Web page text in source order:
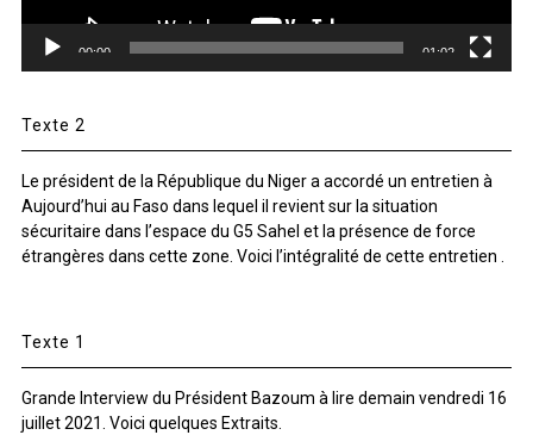
00:00 01:02
Texte 2
Le président de la République du Niger a accordé un entretien à
Aujourd’hui au Faso dans lequel il revient sur la situation
sécuritaire dans l’espace du G5 Sahel et la présence de force
étrangères dans cette zone. Voici l’intégralité de cette entretien .
Texte 1
Grande Interview du Président Bazoum à lire demain vendredi 16
juillet 2021. Voici quelques Extraits.